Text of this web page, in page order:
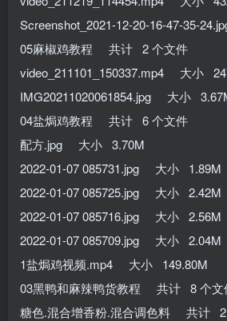
Screenshot_2021-12-20-16-47-35-
05麻椒鸡教程 共计 2 个文件
video_211101_150337.mp4 大小
IMG20211020061854.jpg 大小
04盐焗鸡教程 共计 6 个文件
配方.jpg 大小 3.70M
2022-01-07 085731.jpg 大小 1.89M
2022-01-07 085725.jpg 大小 2.42M
2022-01-07 085716.jpg 大小 2.56M
2022-01-07 085709.jpg 大小 2.04M
1盐焗鸡视频.mp4 大小 149.80M
03黑鸭和麻辣鸭货教程 共计 8 个文
糖色.混合增香粉.混合调色料 共计 2